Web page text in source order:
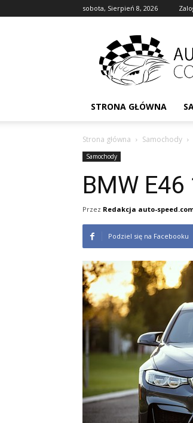
sobota, Sierpień 8, 2026
STRONA GŁÓWNA
Strona główna Samochody
Samochody
BMW
Przez Redakcja auto-
Podziel się na Facebooku